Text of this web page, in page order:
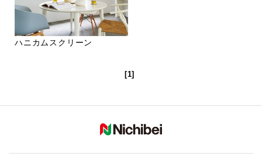
ハニカムスクリーン
[1]